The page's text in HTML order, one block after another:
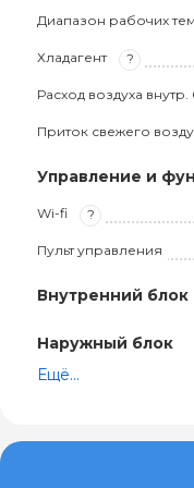
Диапазон рабочих
Хладагент ?
Расход воздуха
Приток свежего
Управление и
Wi-fi ?
Пульт управления
Внутренний блок
Наружный блок
Ещё...